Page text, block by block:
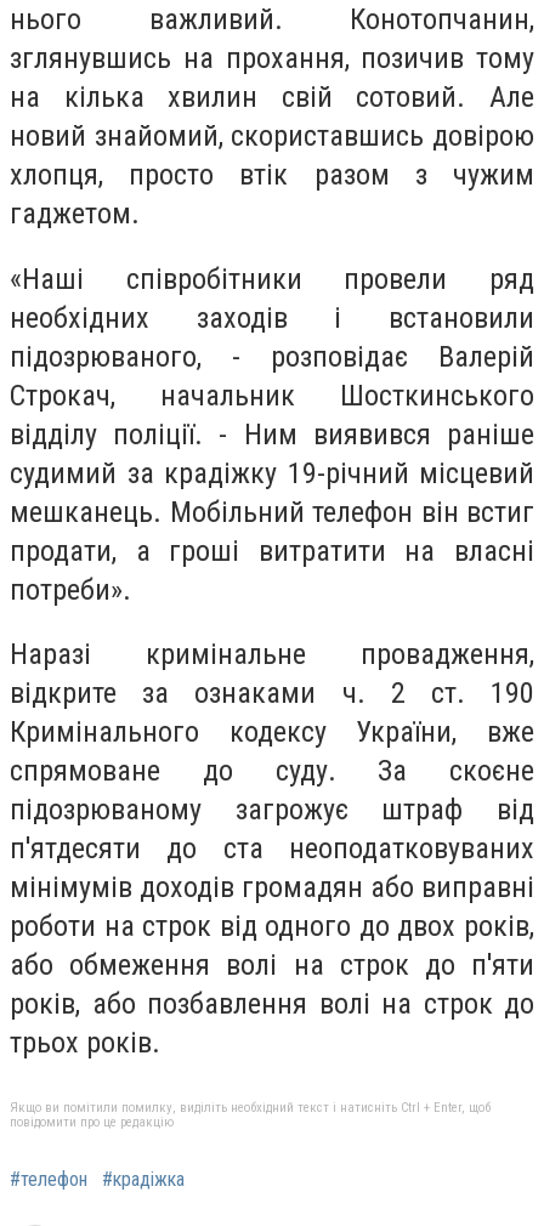
нього важливий. Конотопчанин,
зглянувшись на прохання, позичив тому
на кілька хвилин свій сотовий. Але
новий знайомий, скориставшись довірою
хлопця, просто втік разом з чужим
гаджетом.
«Наші співробітники провели ряд
необхідних заходів і встановили
підозрюваного, - розповідає Валерій
Строкач, начальник Шосткинського
відділу поліції. - Ним виявився раніше
судимий за крадіжку 19-річний місцевий
мешканець. Мобільний телефон він встиг
продати, а гроші витратити на власні
потреби».
Наразі кримінальне провадження,
відкрите за ознаками ч. 2 ст. 190
Кримінального кодексу України, вже
спрямоване до суду. За скоєне
підозрюваному загрожує штраф від
п'ятдесяти до ста неоподатковуваних
мінімумів доходів громадян або виправні
роботи на строк від одного до двох років,
або обмеження волі на строк до п'яти
років, або позбавлення волі на строк до
трьох років.
Якщо ви помітили помилку, виділіть необхідний текст і натисніть Ctrl + Enter, щоб
повідомити про це редакцію
#телефон #крадіжка